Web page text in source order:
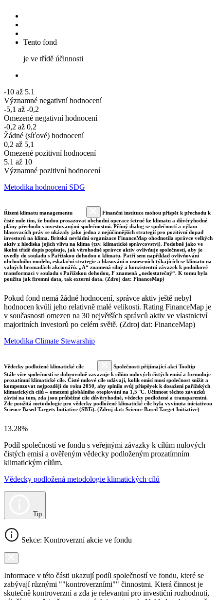
Tento fond
je ve třídě účinnosti
-10 až 5.1
Významné negativní hodnocení
-5,1 až -0,2
Omezené negativní hodnocení
-0,2 až 0,2
Žádné (síťové) hodnocení
0,2 až 5,1
Omezené pozitivní hodnocení
5.1 až 10
Významné pozitivní hodnocení
Metodika hodnocení SDG
Řízení klimatu managementu
Finanční instituce mohou přispět k přechodu k
čisté nule tím, že budou prosazovat obchodní operace šetrné ke klimatu a důvěryhodné
plány přechodu s investovanými společnostmi. Přímý dialog se společností a výkon
hlasovacích práv se ukázaly jako jedna z nejúčinnějších strategií pro pozitivní dopad
investorů na klima. Britská nevládní organizace FinanceMap ohodnotila správce velkých
aktiv z hlediska jejich vlivu na klima (tzv. klimatické správcovství). Podobně jako ve
školní třídě dopis popisuje, jak věrohodně správce aktiv ovlivňuje společnosti, aby je
uvedly do souladu s Pařížskou dohodou o klimatu. Patří sem například ovlivňování
obchodního modelu, eskalační strategie a hlasování o usneseních týkajících se klimatu na
valných hromadách akcionářů. „A“ znamená silný a konzistentní závazek k podnikové
transformaci v souladu s Pařížskou dohodou, F znamená „nedostatečný“. K tomu byla
použita jak firemní data, tak externí data. (Zdroj dat: FinanceMap)
Pokud fond nemá žádné hodnocení, správce aktiv ještě nebyl
hodnocen kvůli jeho relativně malé velikosti. Rating FinanceMap je
v současnosti omezen na 30 největších správců aktiv ve vlastnictví
majoritních investorů po celém světě. (Zdroj dat: FinanceMap)
Metodika Climate Stewarship
Vědecky podložené klimatické cíle
Společnosti přijímající akci Tooltip
Stále více společností se dobrovolně zavazuje k cílům nulových čistých emisí a formuluje
prozatímní klimatické cíle. Čisté nulové cíle udávají, kolik emisí musí společnost snížit a
kompenzovat nejpozději do roku 2050, aby splnila svůj příspěvek k dosažení pařížských
klimatických cílů – omezení globálního oteplování na 1,5 °C. Účinnost těchto závazků
závisí na tom, zda jsou průběžné cíle důvěryhodné, vědecky podložené a transparentní.
Zde použitá metodologie pro vědecky podložené klimatické cíle byla vyvinuta iniciativou
Science Based Targets Initiative (SBTi). (Zdroj dat: Science Based Target Initiative)
13.28%
Podíl společností ve fondu s veřejnými závazky k cílům nulových
čistých emisí a ověřeným vědecky podloženým prozatímním
klimatickým cílům.
Vědecky podložená metodologie klimatických cílů
Tip
Sekce: Kontroverzní akcie ve fondu
Informace v této části ukazují podíl společností ve fondu, které se
zabývají různými ""kontroverzními"" činnostmi. Která činnost je
skutečně kontroverzní a zda je relevantní pro investiční rozhodnutí,